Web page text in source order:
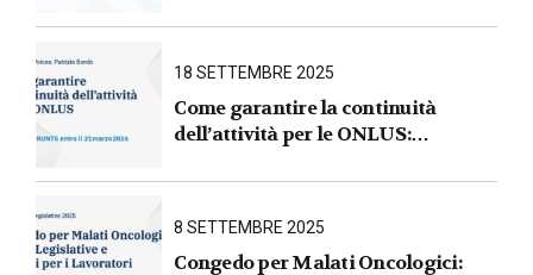
GRUPPO
18 SETTEMBRE 2025
Come garantire la continuità
dell’attività per le ONLUS :
31 marzo 2026
8 SETTEMBRE 2025
Congedo per Malati Oncologici: